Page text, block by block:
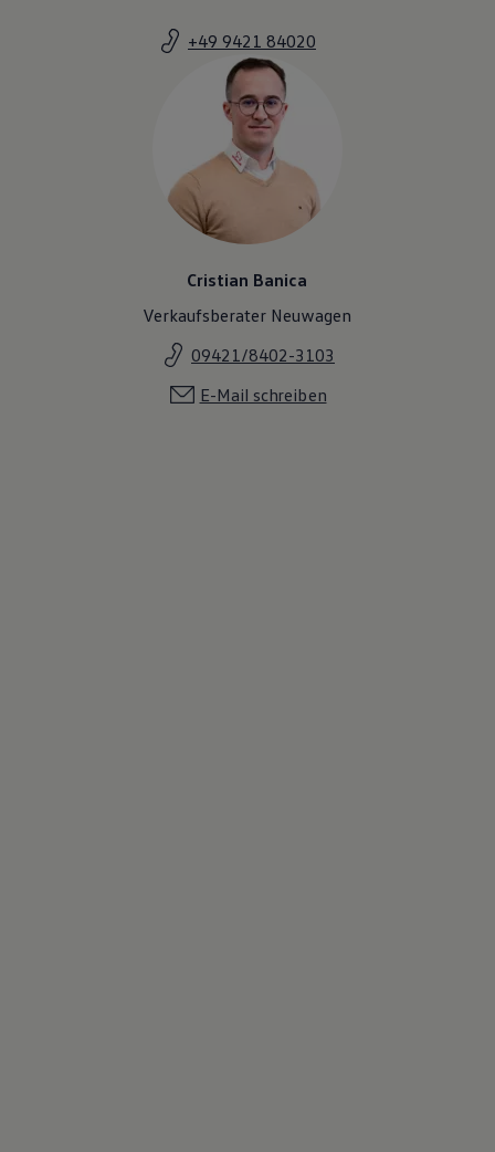
+49 9421 84020
Cristian Banica
Verkaufsberater Neuwagen
09421/8402-3103
E-Mail schreiben